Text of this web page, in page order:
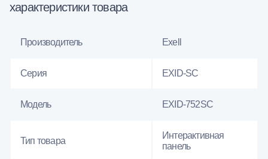
характеристики товара
Производитель Exell
Серия EXID-SC
Модель EXID-752SC
Тип товара
Интерактивная
панель